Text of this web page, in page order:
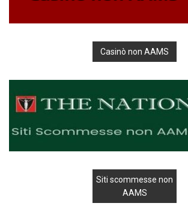
Casinò non AAMS
Siti scommesse non
AAMS